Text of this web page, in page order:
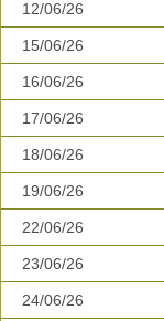
12/06/26
15/06/26
16/06/26
17/06/26
18/06/26
19/06/26
22/06/26
23/06/26
24/06/26